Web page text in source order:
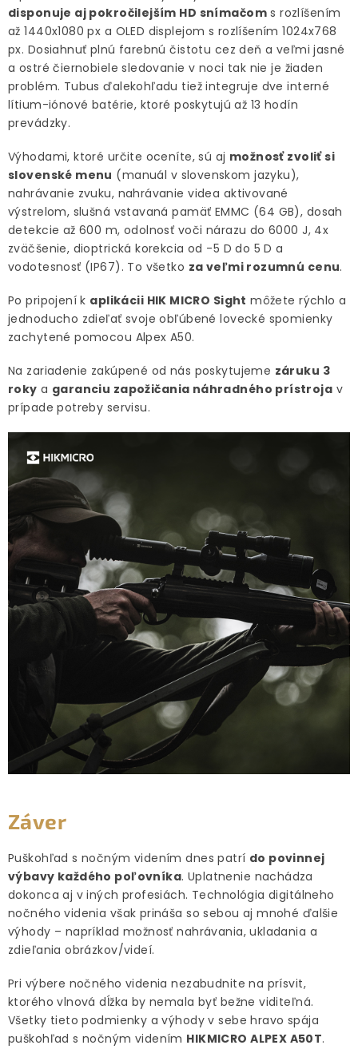
disponuje aj pokročilejším HD snímačoms rozlíšením
až 1440x1080 px a OLED displejom s rozlíšením 1024x768
px. Dosiahnuť plnú farebnú čistotu cez deň a veľmi jasné
a ostré čiernobiele sledovanie v noci tak nie je žiaden
problém. Tubus ďalekohľadu tiež integruje dve interné
lítium-iónové batérie, ktoré poskytujú až 13 hodín
prevádzky.
Výhodami, ktoré určite oceníte, sú aj možnosť zvoliť si
slovenské menu (manuál v slovenskom jazyku),
nahrávanie zvuku, nahrávanie videa aktivované
výstrelom, slušná vstavaná pamäť EMMC (64 GB), dosah
detekcie až 600 m, odolnosť voči nárazu do 6000 J, 4x
zväčšenie, dioptrická korekcia od -5 D do 5 D a
vodotesnosť (IP67). To všetko za veľmi rozumnú cenu.
Po pripojení k aplikácii HIK MICRO Sight môžete rýchlo a
jednoducho zdieľať svoje obľúbené lovecké spomienky
zachytené pomocou Alpex A50.
Na zariadenie zakúpené od nás poskytujeme záruku 3
roky a garanciu zapožičania náhradného prístroja v
prípade potreby servisu.
Záver
Puškohľad s nočným videním dnes patrí do povinnej
výbavy každého poľovníka. Uplatnenie nachádza
dokonca aj v iných profesiách. Technológia digitálneho
nočného videnia však prináša so sebou aj mnohé ďalšie
výhody – napríklad možnosť nahrávania, ukladania a
zdieľania obrázkov/videí.
Pri výbere nočného videnia nezabudnite na prísvit,
ktorého vlnová dĺžka by nemala byť bežne viditeľná.
Všetky tieto podmienky a výhody v sebe hravo spája
puškohľad s nočným videním HIKMICRO ALPEX A50T.